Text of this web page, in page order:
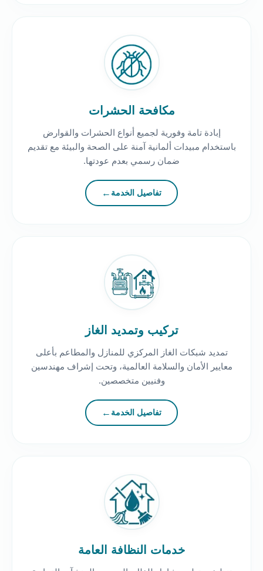
مكافحة الحشرات
إبادة تامة وفورية لجميع أنواع الحشرات والقوارض
باستخدام مبيدات ألمانية آمنة على الصحة والبيئة مع تقديم
ضمان رسمي بعدم عودتها.
تفاصيل الخدمة
تركيب وتمديد الغاز
تمديد شبكات الغاز المركزي للمنازل والمطاعم بأعلى
معايير الأمان والسلامة العالمية، وتحت إشراف مهندسين
وفنيين متخصصين.
تفاصيل الخدمة
خدمات النظافة العامة